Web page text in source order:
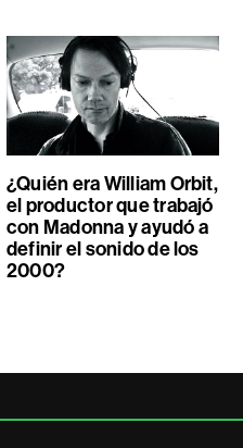
¿Quién era William Orbit,
el productor que trabajó
con Madonna y ayudó a
definir el sonido de los
2000?